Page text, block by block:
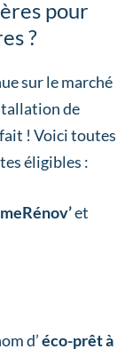
pour
?
sur le marché
de
! Voici toutes
éligibles :
et
d’éco-prêt à